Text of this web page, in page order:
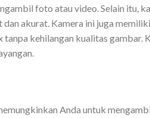
foto atau video. Selain itu,
akurat. Kamera ini juga
kehilangan kualitas gambar.
Anda untuk